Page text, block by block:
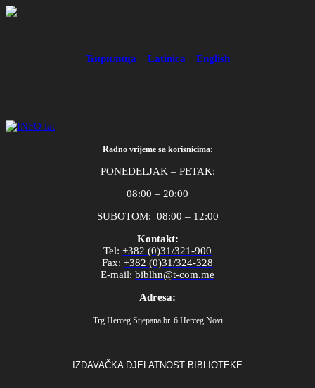
Ћирилица Latinica English
Radno vrijeme sa korisnicima:
PONEDELJAK – PETAK:
08:00 – 20:00
SUBOTOM: 08:00 – 12:00
Kontakt:
Tel: +382 (0)31/321-900
Fax: +382 (0)31/324-328
E-mail: biblhn@t-com.me
Adresa:
Trg Herceg Stjepana br. 6 Herceg Novi
IZDAVAČKA DJELATNOST BIBLIOTEKE